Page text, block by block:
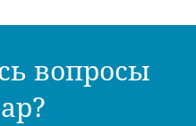
вопросы